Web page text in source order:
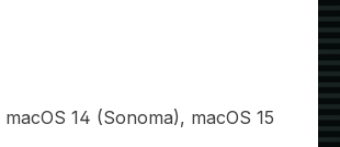
14 (Sonoma), macOS 15